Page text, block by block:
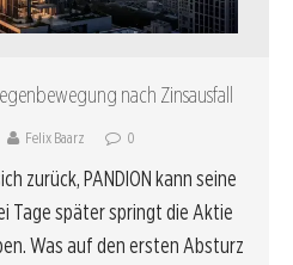
nach Zinsausfall
Felix Baarz 0
zurück, PANDION kann seine
Tage später springt die Aktie
Was auf den ersten Absturz